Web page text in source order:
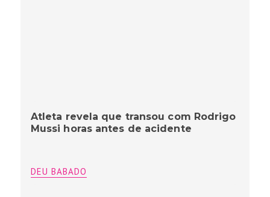
Atleta revela que transou com Rodrigo
Mussi horas antes de acidente
DEU BABADO